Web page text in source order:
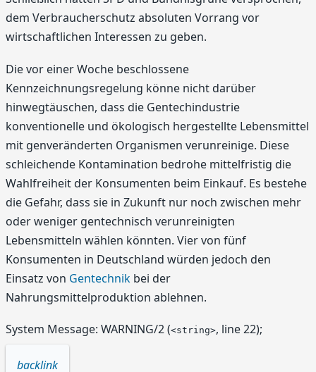
dem Verbraucherschutz absoluten Vorrang vor
wirtschaftlichen Interessen zu geben.
Die vor einer Woche beschlossene
Kennzeichnungsregelung könne nicht darüber
hinwegtäuschen, dass die Gentechindustrie
konventionelle und ökologisch hergestellte Lebensmittel
mit genveränderten Organismen verunreinige. Diese
schleichende Kontamination bedrohe mittelfristig die
Wahlfreiheit der Konsumenten beim Einkauf. Es bestehe
die Gefahr, dass sie in Zukunft nur noch zwischen mehr
oder weniger gentechnisch verunreinigten
Lebensmitteln wählen könnten. Vier von fünf
Konsumenten in Deutschland würden jedoch den
Einsatz von Gentechnik bei der
Nahrungsmittelproduktion ablehnen.
System Message: WARNING/2 (<string>, line 22);
backlink